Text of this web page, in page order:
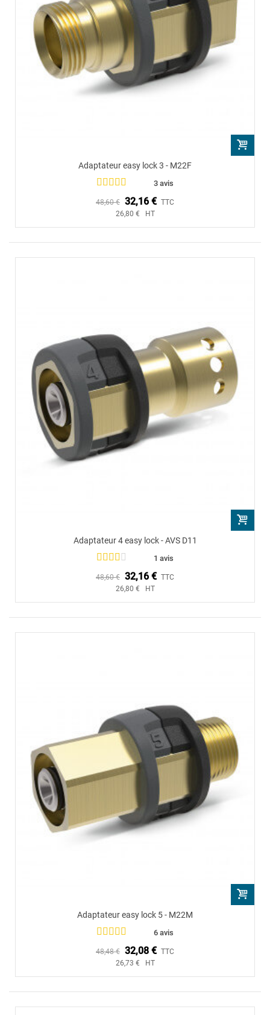
Adaptateur easy lock 3 - M22F
3 avis
48,60 € 32,16 € TTC
26,80 € HT
Adaptateur 4 easy lock - AVS D11
1 avis
48,60 € 32,16 € TTC
26,80 € HT
Adaptateur easy lock 5 - M22M
6 avis
48,48 € 32,08 € TTC
26,73 € HT